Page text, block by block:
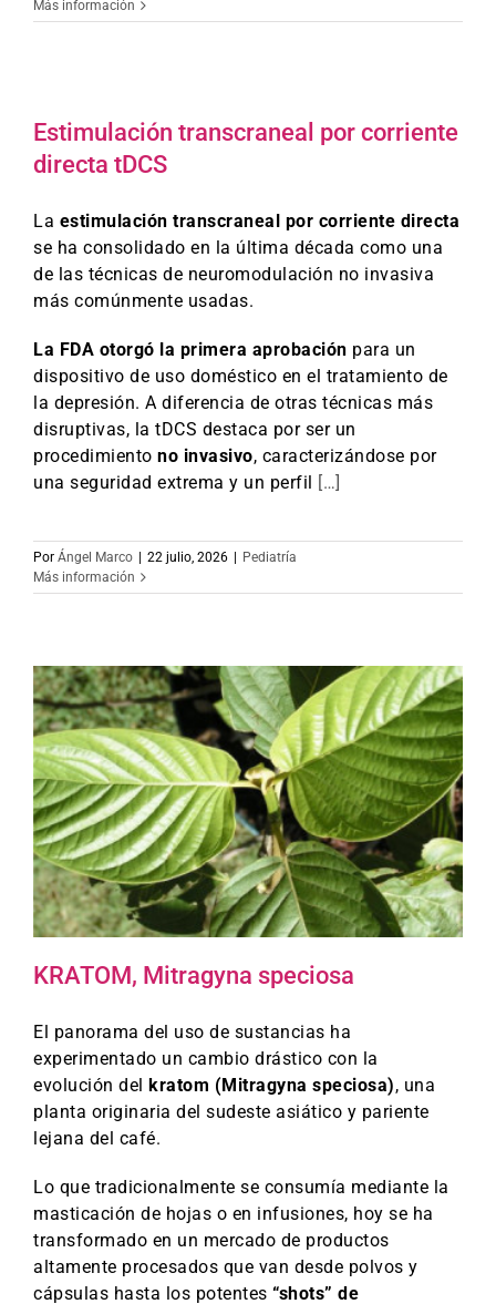
Más información
Estimulación transcraneal por corriente
directa tDCS
La estimulación transcraneal por corriente directa
se ha consolidado en la última década como una
de las técnicas de neuromodulación no invasiva
más comúnmente usadas.
La FDA otorgó la primera aprobación para un
dispositivo de uso doméstico en el tratamiento de
la depresión. A diferencia de otras técnicas más
disruptivas, la tDCS destaca por ser un
procedimiento no invasivo, caracterizándose por
una seguridad extrema y un perfil […]
Por Ángel Marco | 22 julio, 2026 | Pediatría
Más información
KRATOM, Mitragyna speciosa
El panorama del uso de sustancias ha
experimentado un cambio drástico con la
evolución del kratom (Mitragyna speciosa), una
planta originaria del sudeste asiático y pariente
lejana del café.
Lo que tradicionalmente se consumía mediante la
masticación de hojas o en infusiones, hoy se ha
transformado en un mercado de productos
altamente procesados que van desde polvos y
cápsulas hasta los potentes “shots” de